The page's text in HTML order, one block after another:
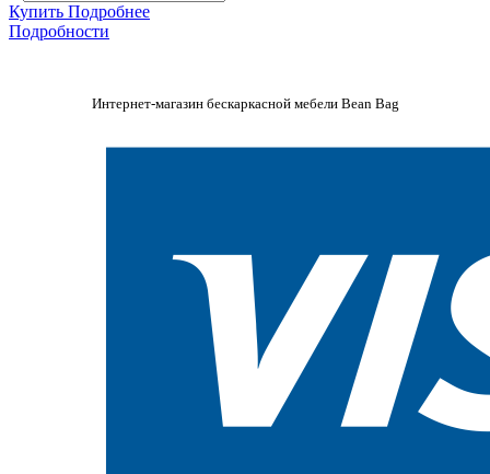
Купить Подробнее
Подробности
Интернет-магазин бескаркасной мебели Bean Bag